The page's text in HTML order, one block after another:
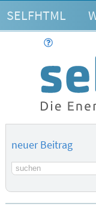
SELFHTML
neuer Beitrag
Suchbegriff